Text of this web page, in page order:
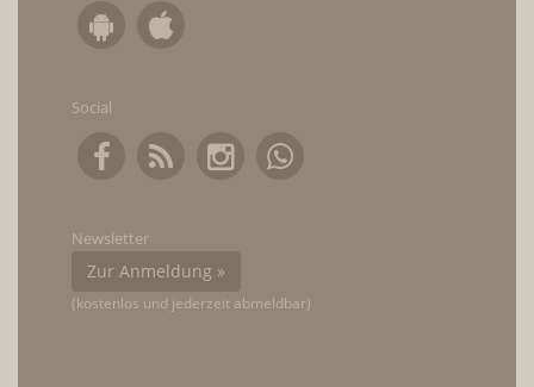
Social
Newsletter
Zur Anmeldung »
(kostenlos und jederzeit abmeldbar)